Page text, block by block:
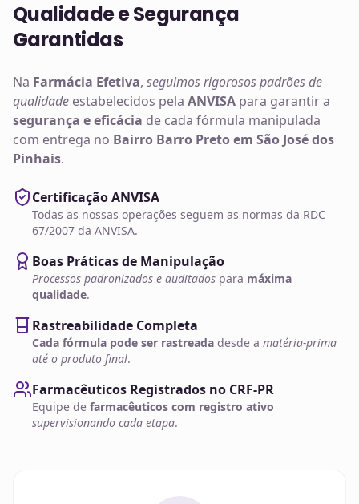
Qualidade e Segurança
Garantidas
Na Farmácia Efetiva, seguimos rigorosos padrões de
qualidade estabelecidos pela ANVISA para garantir a
segurança e eficácia de cada fórmula manipulada
com entrega no Bairro Barro Preto em São José dos
Pinhais.
Certificação ANVISA
Todas as nossas operações seguem as normas da RDC
67/2007 da ANVISA.
Boas Práticas de Manipulação
Processos padronizados e auditados para máxima
qualidade.
Rastreabilidade Completa
Cada fórmula pode ser rastreada desde a matéria-prima
até o produto final.
Farmacêuticos Registrados no CRF-PR
Equipe de farmacêuticos com registro ativo
supervisionando cada etapa.